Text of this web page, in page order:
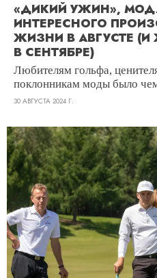
«ДИКИЙ УЖИН»,
ИНТЕРЕСНОГО
ЖИЗНИ В АВГУСТЕ
В СЕНТЯБРЕ)
Любителям гольфа,
поклонникам моды было
30 АВГУСТА 2024 Г.